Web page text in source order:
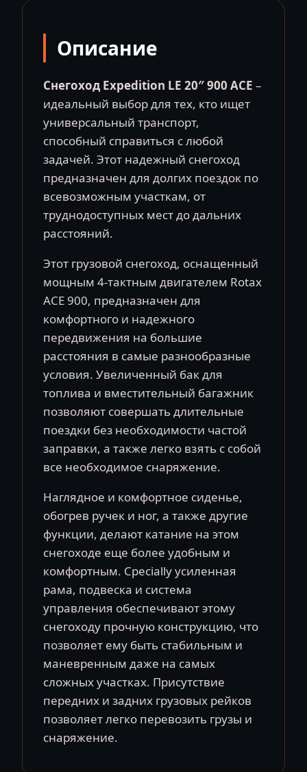
LE
(2023)
Описание
Снегоход Expedition LE 20″ 900 ACE –
идеальный выбор для тех, кто ищет
универсальный транспорт,
способный справиться с любой
задачей. Этот надежный снегоход
предназначен для долгих поездок по
всевозможным участкам, от
труднодоступных мест до дальних
расстояний.
Этот грузовой снегоход, оснащенный
мощным 4-тактным двигателем Rotax
ACE 900, предназначен для
комфортного и надежного
передвижения на большие
расстояния в самые разнообразные
условия. Увеличенный бак для
топлива и вместительный багажник
позволяют совершать длительные
поездки без необходимости частой
заправки, а также легко взять с собой
все необходимое снаряжение.
Наглядное и комфортное сиденье,
обогрев ручек и ног, а также другие
функции, делают катание на этом
снегоходе еще более удобным и
комфортным. Сpecially усиленная
рама, подвеска и система
управления обеспечивают этому
снегоходу прочную конструкцию, что
позволяет ему быть стабильным и
маневренным даже на самых
сложных участках. Присутствие
передних и задних грузовых рейков
позволяет легко перевозить грузы и
снаряжение.